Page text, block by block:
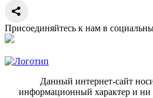
Присоединяйтесь к нам в
Данный интернет-сайт
информационный характер и ни